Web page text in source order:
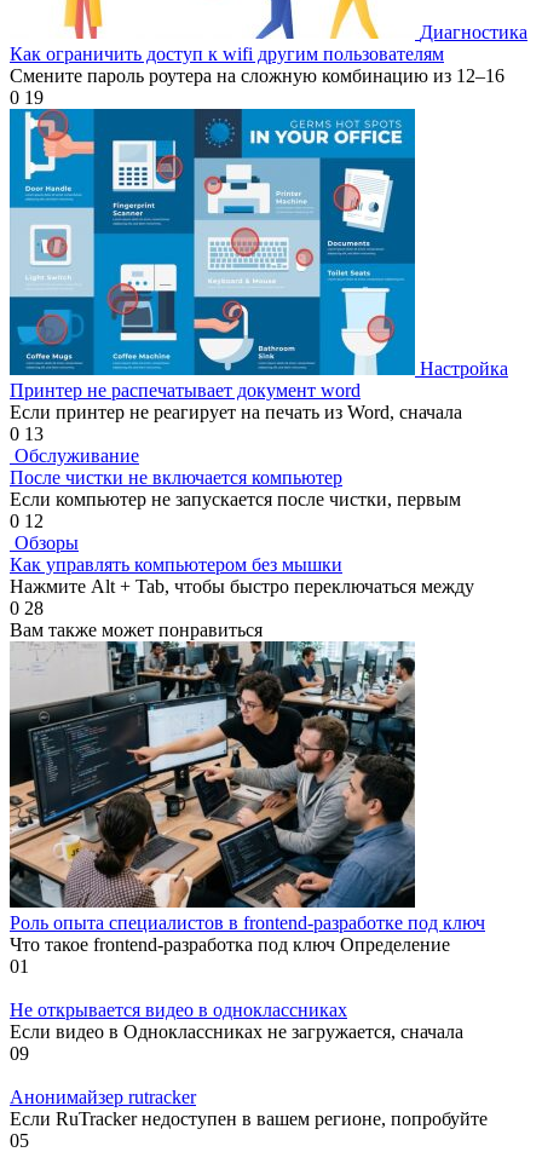
Диагностика
Как ограничить доступ к wifi другим пользователям
Смените пароль роутера на сложную комбинацию из 12–16
0 19
Настройка
Принтер не распечатывает документ word
Если принтер не реагирует на печать из Word, сначала
0 13
Обслуживание
После чистки не включается компьютер
Если компьютер не запускается после чистки, первым
0 12
Обзоры
Как управлять компьютером без мышки
Нажмите Alt + Tab, чтобы быстро переключаться между
0 28
Вам также может понравиться
Роль опыта специалистов в frontend-разработке под ключ
Что такое frontend-разработка под ключ Определение
01
Не открывается видео в одноклассниках
Если видео в Одноклассниках не загружается, сначала
09
Анонимайзер rutracker
Если RuTracker недоступен в вашем регионе, попробуйте
05